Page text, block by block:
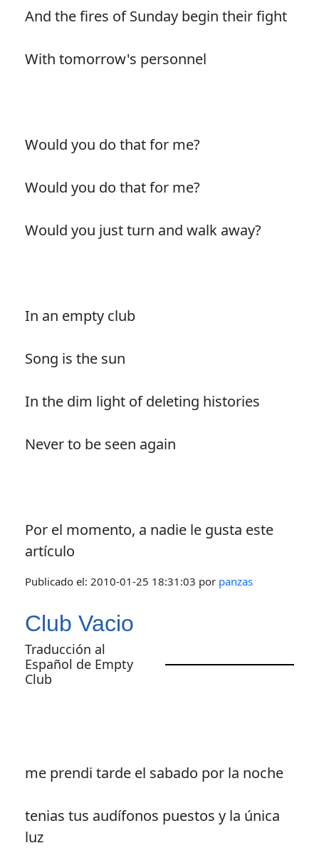
And the fires of Sunday begin their fight
With tomorrow's personnel
Would you do that for me?
Would you do that for me?
Would you just turn and walk away?
In an empty club
Song is the sun
In the dim light of deleting histories
Never to be seen again
Por el momento, a nadie le gusta este
artículo
Publicado el: 2010-01-25 18:31:03 por panzas
Club Vacio
Traducción al
Español de Empty
Club
me prendi tarde el sabado por la noche
tenias tus audífonos puestos y la única
luz